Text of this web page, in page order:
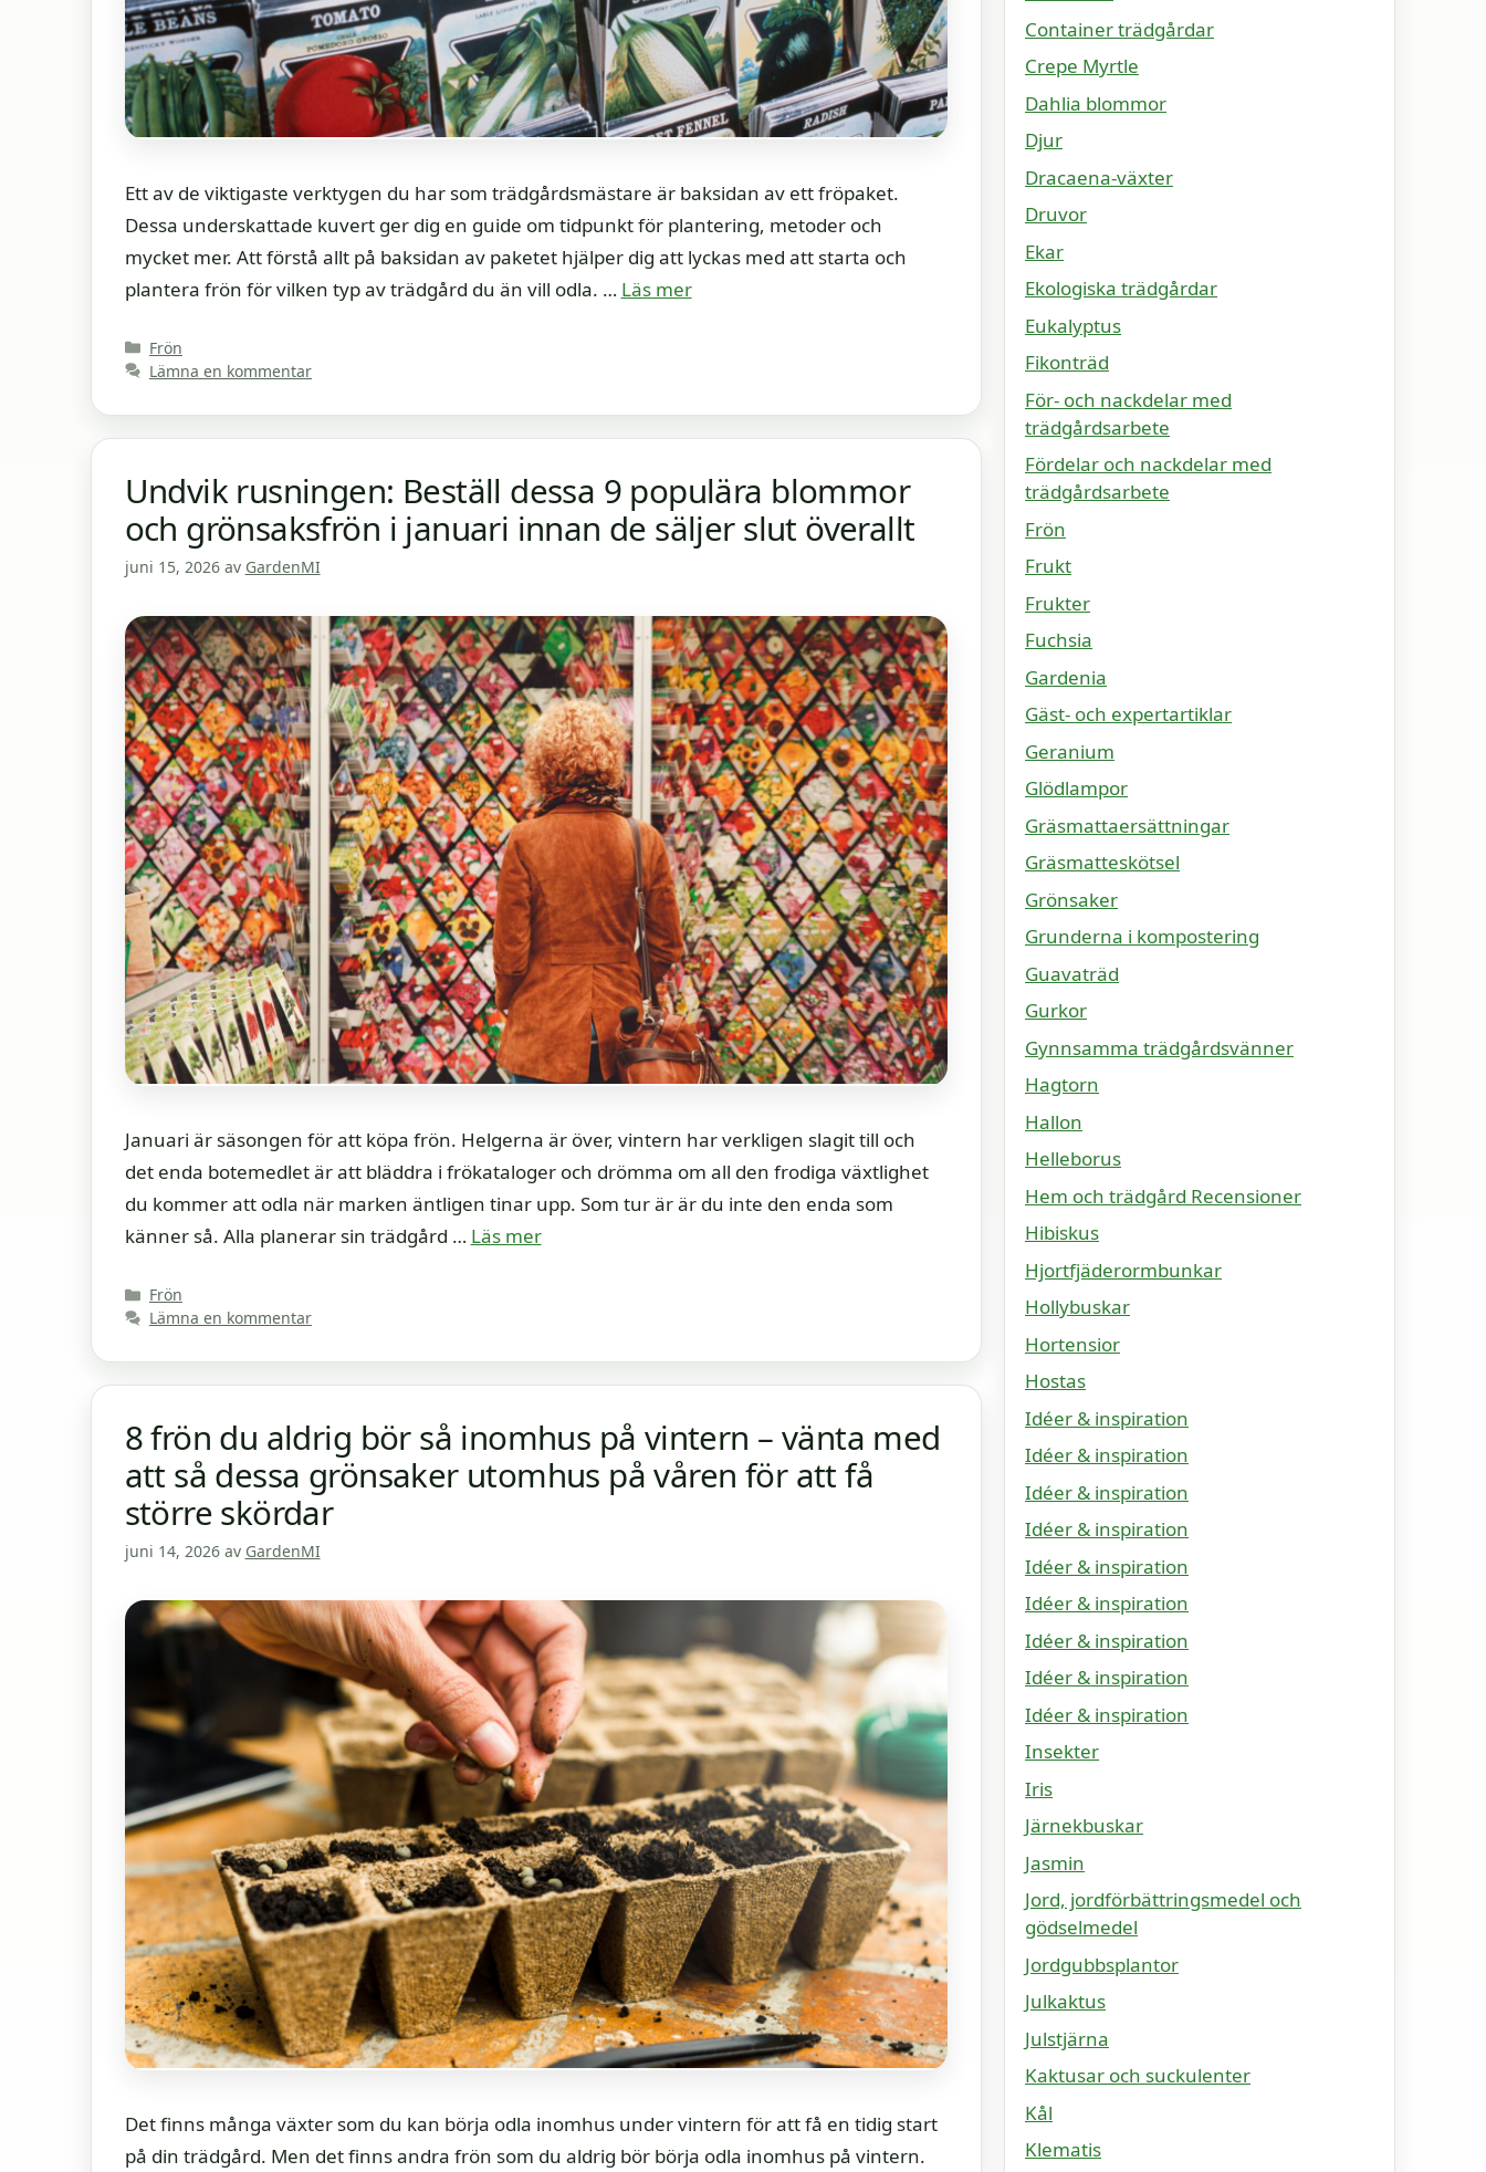
Ett av de viktigaste verktygen du har som trädgårdsmästare är baksidan av ett fröpaket.
Dessa underskattade kuvert ger dig en guide om tidpunkt för plantering, metoder och
mycket mer. Att förstå allt på baksidan av paketet hjälper dig att lyckas med att starta och
plantera frön för vilken typ av trädgård du än vill odla. … Läs mer
Kategorier
Frön
Lämna en kommentar
Undvik rusningen: Beställ dessa 9 populära blommor
och grönsaksfrön i januari innan de säljer slut överallt
juni 15, 2026 av GardenMI
Januari är säsongen för att köpa frön. Helgerna är över, vintern har verkligen slagit till och
det enda botemedlet är att bläddra i frökataloger och drömma om all den frodiga växtlighet
du kommer att odla när marken äntligen tinar upp. Som tur är är du inte den enda som
känner så. Alla planerar sin trädgård … Läs mer
Kategorier
Frön
Lämna en kommentar
8 frön du aldrig bör så inomhus på vintern – vänta med
att så dessa grönsaker utomhus på våren för att få
större skördar
juni 14, 2026 av GardenMI
Det finns många växter som du kan börja odla inomhus under vintern för att få en tidig start
på din trädgård. Men det finns andra frön som du aldrig bör börja odla inomhus på vintern.
Container trädgårdar
Crepe Myrtle
Dahlia blommor
Djur
Dracaena-växter
Druvor
Ekar
Ekologiska trädgårdar
Eukalyptus
Fikonträd
För- och nackdelar med
trädgårdsarbete
Fördelar och nackdelar med
trädgårdsarbete
Frön
Frukt
Frukter
Fuchsia
Gardenia
Gäst- och expertartiklar
Geranium
Glödlampor
Gräsmattaersättningar
Gräsmatteskötsel
Grönsaker
Grunderna i kompostering
Guavaträd
Gurkor
Gynnsamma trädgårdsvänner
Hagtorn
Hallon
Helleborus
Hem och trädgård Recensioner
Hibiskus
Hjortfjäderormbunkar
Hollybuskar
Hortensior
Hostas
Idéer & inspiration
Idéer & inspiration
Idéer & inspiration
Idéer & inspiration
Idéer & inspiration
Idéer & inspiration
Idéer & inspiration
Idéer & inspiration
Idéer & inspiration
Insekter
Iris
Järnekbuskar
Jasmin
Jord, jordförbättringsmedel och
gödselmedel
Jordgubbsplantor
Julkaktus
Julstjärna
Kaktusar och suckulenter
Kål
Klematis